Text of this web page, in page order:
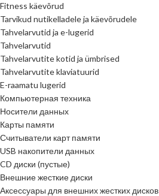
Fitness käevõrud
Tarvikud nutikelladele ja käevõrudele
Tahvelarvutid ja e-lugerid
Tahvelarvutid
Tahvelarvutite kotid ja ümbrised
Tahvelarvutite klaviatuurid
E-raamatu lugerid
Компьютерная техника
Носители данных
Карты памяти
Считыватели карт памяти
USB накопители данных
CD диски (пустые)
Внешние жесткие диски
Аксессуары для внешних жестких дисков